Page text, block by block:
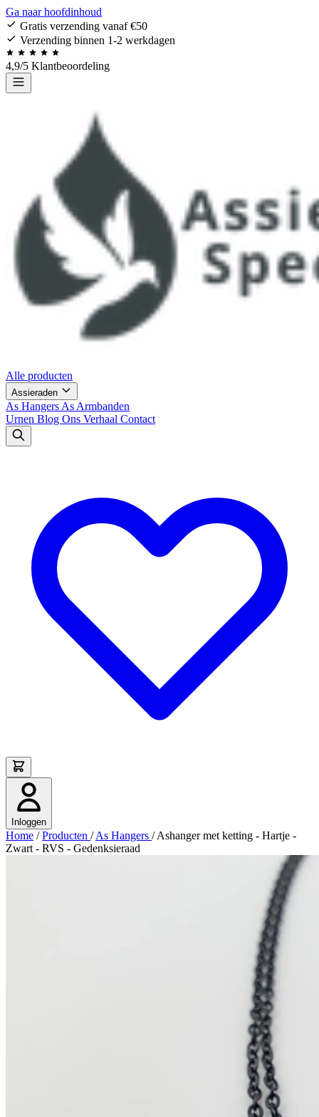
Ga naar hoofdinhoud
Gratis verzending vanaf €50
Verzending binnen 1-2 werkdagen
4,9/5 Klantbeoordeling
Alle producten
Assieraden
As Hangers As Armbanden
Urnen Blog Ons Verhaal Contact
Inloggen
Home / Producten / As Hangers / Ashanger met ketting - Hartje -
Zwart - RVS - Gedenksieraad